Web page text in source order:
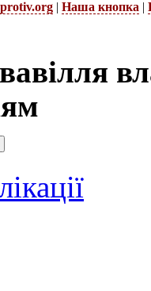
| Наша кнопка |